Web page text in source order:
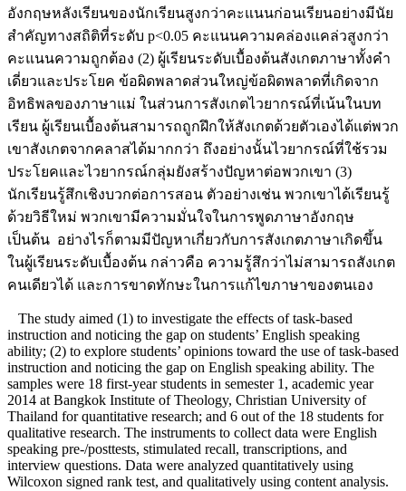
อังกฤษหลังเรียนของนักเรียนสูงกว่าคะแนนก่อนเรียนอย่างมีนัย
สำคัญทางสถิติที่ระดับ p<0.05 คะแนนความคล่องแคล่วสูงกว่า
คะแนนความถูกต้อง (2) ผู้เรียนระดับเบื้องต้นสังเกตภาษาทั้งคำ
เดี่ยวและประโยค ข้อผิดพลาดส่วนใหญ่ข้อผิดพลาดที่เกิดจาก
อิทธิพลของภาษาแม่ ในส่วนการสังเกตไวยากรณ์ที่เน้นในบท
เรียน ผู้เรียนเบื้องต้นสามารถถูกฝึกให้สังเกตด้วยตัวเองได้แต่พวก
เขาสังเกตจากคลาสได้มากกว่า ถึงอย่างนั้นไวยากรณ์ที่ใช้รวม
ประโยคและไวยากรณ์กลุ่มยังสร้างปัญหาต่อพวกเขา (3)
นักเรียนรู้สึกเชิงบวกต่อการสอน ตัวอย่างเช่น พวกเขาได้เรียนรู้
ด้วยวิธีใหม่ พวกเขามีความมั่นใจในการพูดภาษาอังกฤษ
เป็นต้น อย่างไรก็ตามมีปัญหาเกี่ยวกับการสังเกตภาษาเกิดขึ้น
ในผู้เรียนระดับเบื้องต้น กล่าวคือ ความรู้สึกว่าไม่สามารถสังเกต
คนเดียวได้ และการขาดทักษะในการแก้ไขภาษาของตนเอง
The study aimed (1) to investigate the effects of task-based
instruction and noticing the gap on students’ English speaking
ability; (2) to explore students’ opinions toward the use of task-based
instruction and noticing the gap on English speaking ability. The
samples were 18 first-year students in semester 1, academic year
2014 at Bangkok Institute of Theology, Christian University of
Thailand for quantitative research; and 6 out of the 18 students for
qualitative research. The instruments to collect data were English
speaking pre-/posttests, stimulated recall, transcriptions, and
interview questions. Data were analyzed quantitatively using
Wilcoxon signed rank test, and qualitatively using content analysis.